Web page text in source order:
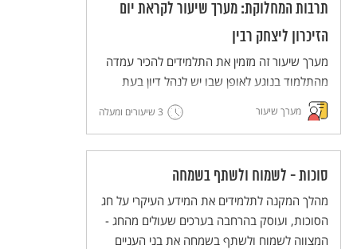
תרבות המחלוקת: מערך שיעור לקראת יום
הזיכרון ליצחק רבין
מערך שיעור זה מזמין את התלמידים להכיר עמדה
מהתלמוד בנוגע לאופן שבו יש לנהל דיון בעת
מחלוקת, ולנסות ליישם את הדרך המוצעת
בתלמוד (דרך בית הלל) בדיונים שהם מנהלים.
מערך שיעור 3 שיעורים ומעלה
סוכות - לשמוח ולשתף בשמחה
מהלך המקנה לתלמידים את המידע העיקרי על חג
הסוכות, ועוסק בהרחבה בערכים שעולים מהחג -
המצווה לשמוח ולשתף בשמחה את בני העניים